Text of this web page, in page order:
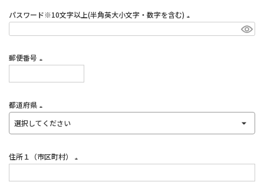
パスワード※10文字以上(半角英大小文字・数字を含む)
(必
郵便番号
都道府県
(必
住所１（市区町村）